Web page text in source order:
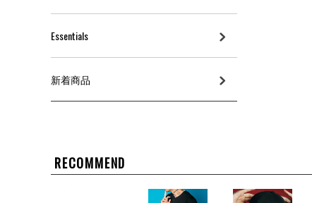
Essentials
新着商品
RECOMMEND